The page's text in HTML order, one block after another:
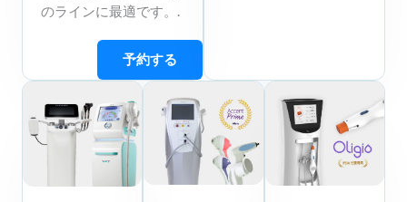
のラインに最適です。.
予約する